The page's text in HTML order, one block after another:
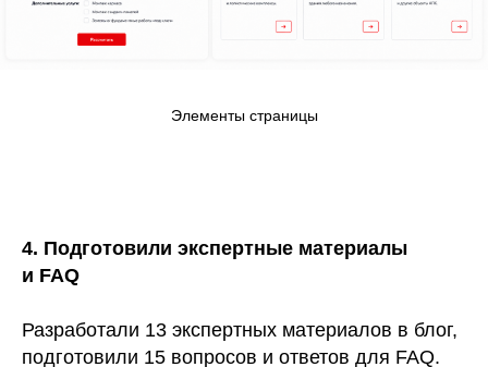
Элементы страницы
4. Подготовили экспертные материалы
и FAQ
Разработали 13 экспертных материалов в блог,
подготовили 15 вопросов и ответов для FAQ.